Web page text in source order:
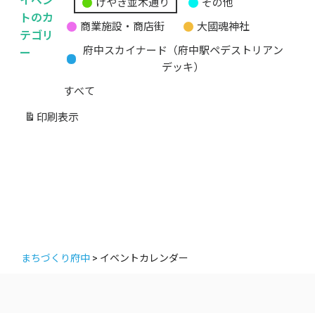
トのカ
テゴリ
ー
無
題
カ
ゴ
リ
けやき並木通り
その他
商業施設・商店街
大國魂神社
府中スカイナード（府中駅ペデストリアン
デッキ）
すべて
印刷 表示
まちづくり府中 > イベントカレンダー